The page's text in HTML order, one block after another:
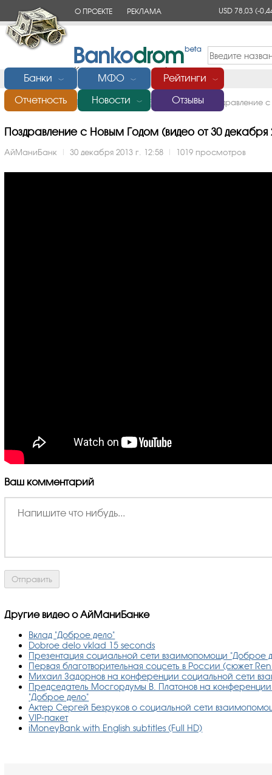
О ПРОЕКТЕ РЕКЛАМА USD 78,03(-
Банки ﹀ МФО ﹀ Рейтинги ﹀
Отчетность Новости ﹀ Отзывы
Главная/Банки России/АйМаниБанк /Видео/ Поздравление
Поздравление с Новым Годом (видео от 30 декабря
АйМаниБанк | 30 декабря 2013 г. 12:58 | 1019 просмотров
Ваш комментарий
Другие видео о АйМаниБанке
Вклад "Доброе дело"
Dobroe delo vklad 15 seconds
Презентация социальной сети взаимопомощи "Доброе
Первая благотворительная соцсеть в России (сюжет Ren
Михаил Задорнов на конференции социальной сети
Председатель Мосгордумы В. Платонов на
"Доброе дело"
Актер Сергей Безруков о социальной сети
VIP-пакет
iMoneyBank with English subtitles (Full HD)